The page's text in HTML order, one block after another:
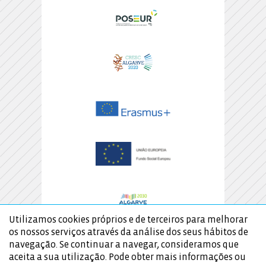
Utilizamos cookies próprios e de terceiros para melhorar
os nossos serviços através da análise dos seus hábitos de
navegação. Se continuar a navegar, consideramos que
aceita a sua utilização. Pode obter mais informações ou